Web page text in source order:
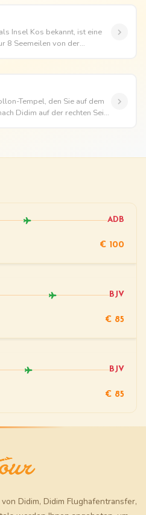
Insel Kos bekannt, ist eine
8 Seemeilen von der
Tempel, den Sie auf dem
Didim auf der rechten Seite
ADB
€ 100
BJV
€ 85
BJV
€ 85
Didim, Didim Flughafentransfer,